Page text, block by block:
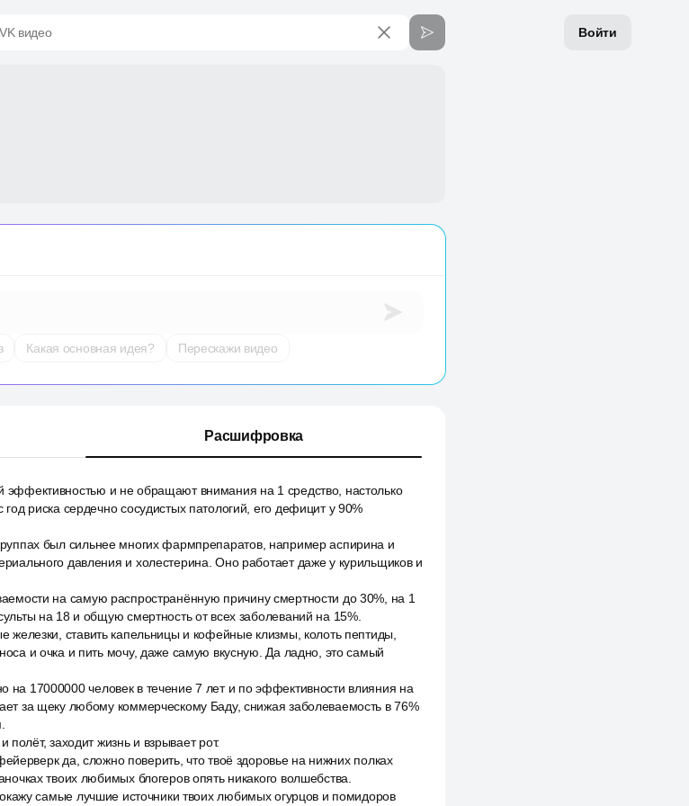
Войти
видео
Какая основная идея? Перескажи видео
Расшифровка
и не обращают внимания на 1 средство, настолько
риска сердечно сосудистых патологий, его дефицит у 90%
был сильнее многих фармпрепаратов, например аспирина и
давления и холестерина. Оно работает даже у курильщиков и
на самую распространённую причину смертности до 30%, на 1
на 18 и общую смертность от всех заболеваний на 15%.
железки, ставить капельницы и кофейные клизмы, колоть пептиды,
и очка и пить мочу, даже самую вкусную. Да ладно, это самый
на 17000000 человек в течение 7 лет и по эффективности влияния на
за щеку любому коммерческому Баду, снижая заболеваемость в 76%
полёт, заходит жизнь и взрывает рот.
да, сложно поверить, что твоё здоровье на нижних полках
твоих любимых блогеров опять никакого волшебства.
самые лучшие источники твоих любимых огурцов и помидоров